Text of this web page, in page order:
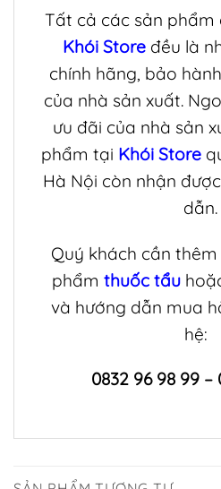
Tất cả các sản
Khói Store đều là
chính hãng, bảo
của nhà sản xuất.
ưu đãi của nhà sản
phẩm tại Khói Store
Hà Nội còn nhận
dẫn.
Quý khách cần
phẩm thuốc tẩu
và hướng dẫn mua
hệ:
0832 96 98 99 –